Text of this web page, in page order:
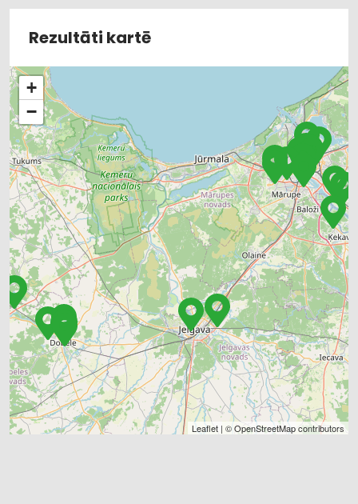
Rezultāti kartē
+
−
Leaflet | ©OpenStreetMapcontributors